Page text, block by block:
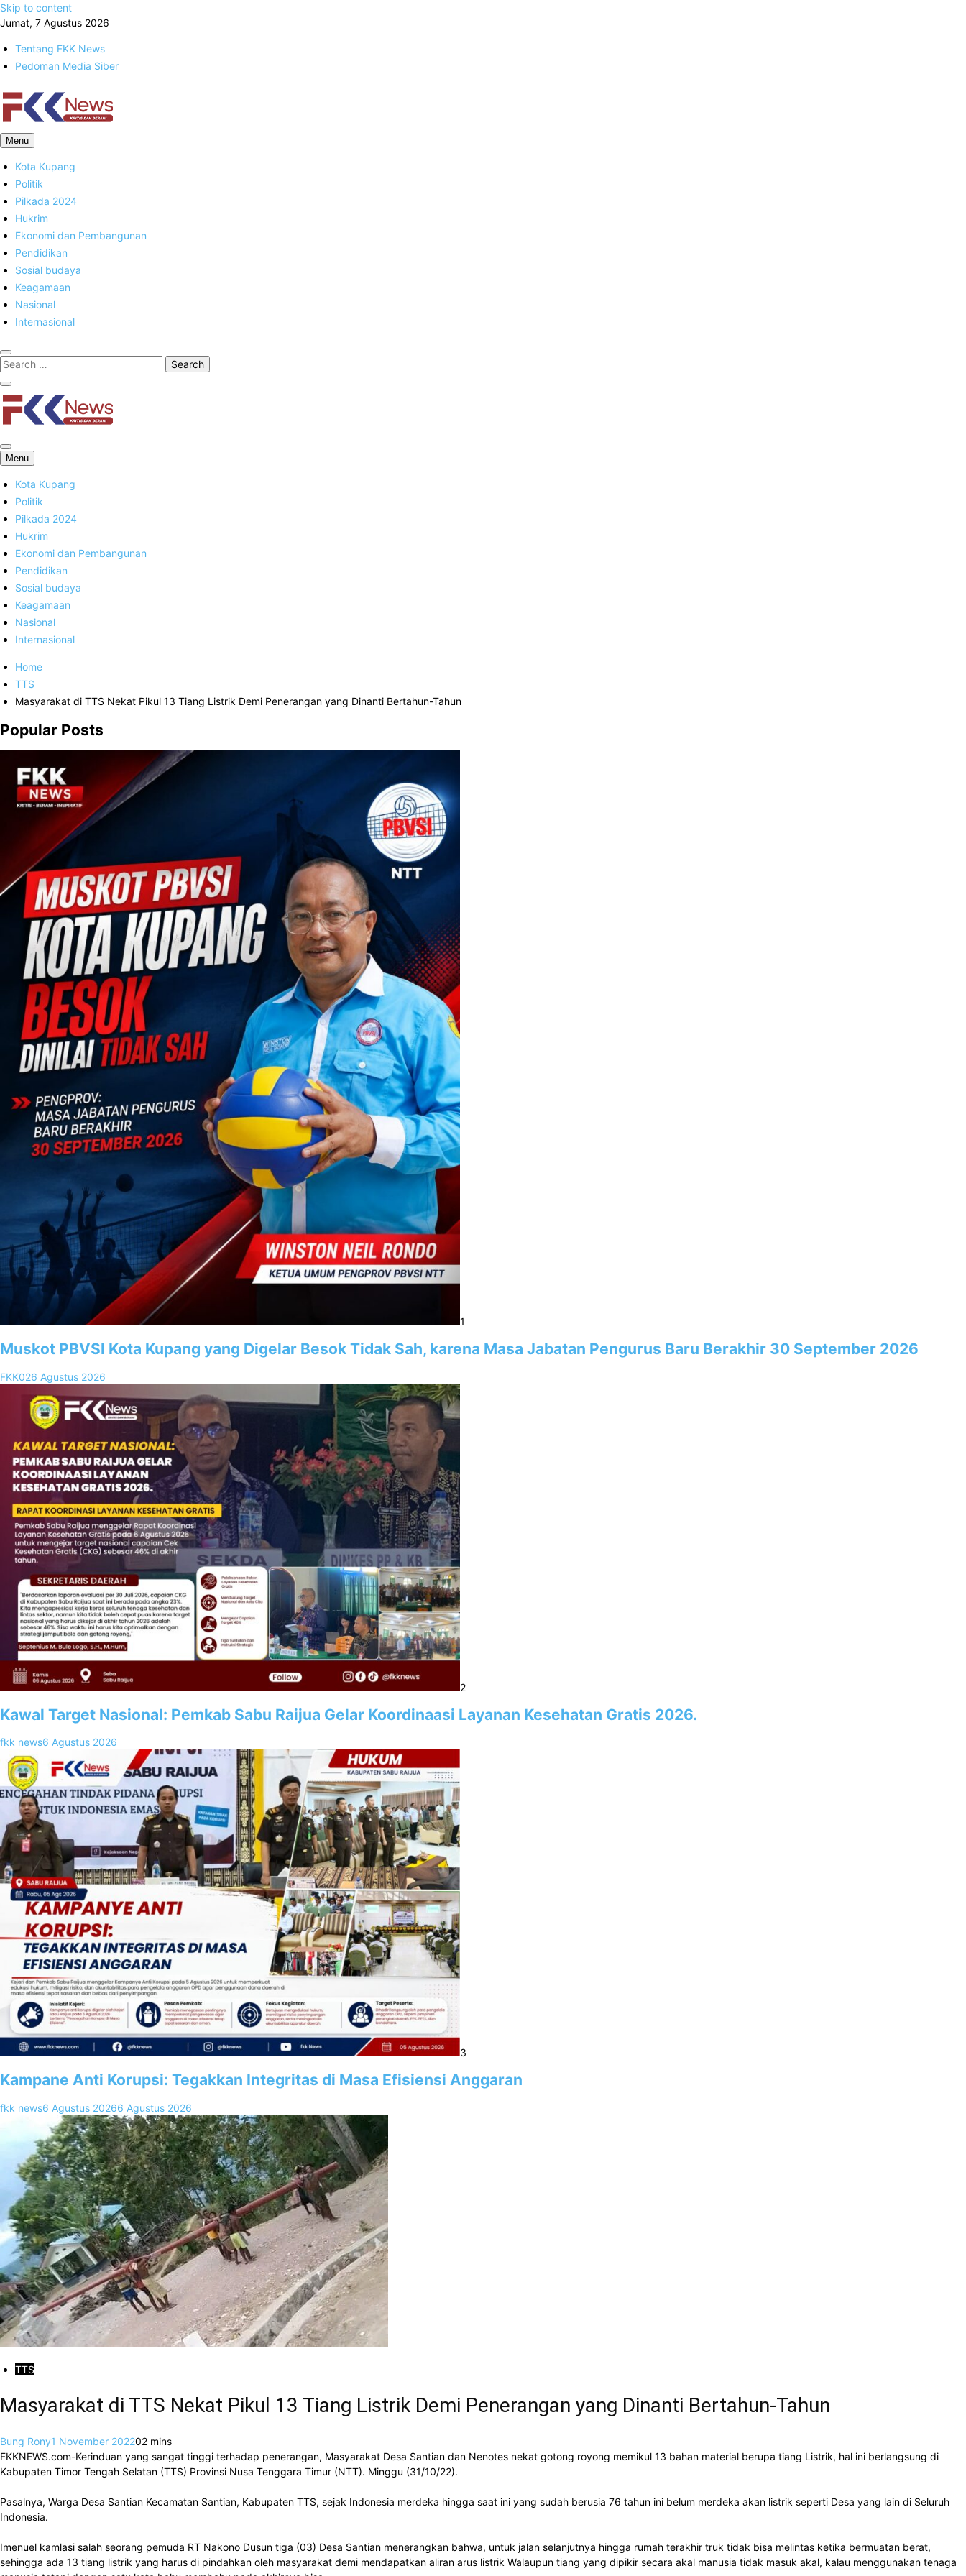
Skip to content
Jumat, 7 Agustus 2026
Tentang FKK News
Pedoman Media Siber
FKK News
Menu
Kota Kupang
Politik
Pilkada 2024
Hukrim
Ekonomi dan Pembangunan
Pendidikan
Sosial budaya
Keagamaan
Nasional
Internasional
FKK News
Menu
Kota Kupang
Politik
Pilkada 2024
Hukrim
Ekonomi dan Pembangunan
Pendidikan
Sosial budaya
Keagamaan
Nasional
Internasional
Home
TTS
Masyarakat di TTS Nekat Pikul 13 Tiang Listrik Demi Penerangan yang Dinanti Bertahun-Tahun
Popular Posts
1
Muskot PBVSI Kota Kupang yang Digelar Besok Tidak Sah, karena Masa Jabatan Pengurus Baru Berakhir 30 September 2026
FKK026 Agustus 2026
2
Kawal Target Nasional: Pemkab Sabu Raijua Gelar Koordinaasi Layanan Kesehatan Gratis 2026.
fkk news6 Agustus 2026
3
Kampane Anti Korupsi: Tegakkan Integritas di Masa Efisiensi Anggaran
fkk news6 Agustus 20266 Agustus 2026
TTS
Masyarakat di TTS Nekat Pikul 13 Tiang Listrik Demi Penerangan yang Dinanti Bertahun-Tahun
Bung Rony1 November 202202 mins
FKKNEWS.com-Kerinduan yang sangat tinggi terhadap penerangan, Masyarakat Desa Santian dan Nenotes nekat gotong royong memikul 13 bahan material berupa tiang Listrik, hal ini berlangsung di
Kabupaten Timor Tengah Selatan (TTS) Provinsi Nusa Tenggara Timur (NTT). Minggu (31/10/22).
Pasalnya, Warga Desa Santian Kecamatan Santian, Kabupaten TTS, sejak Indonesia merdeka hingga saat ini yang sudah berusia 76 tahun ini belum merdeka akan listrik seperti Desa yang lain di Seluruh
Indonesia.
Imenuel kamlasi salah seorang pemuda RT Nakono Dusun tiga (03) Desa Santian menerangkan bahwa, untuk jalan selanjutnya hingga rumah terakhir truk tidak bisa melintas ketika bermuatan berat,
sehingga ada 13 tiang listrik yang harus di pindahkan oleh masyarakat demi mendapatkan aliran arus listrik Walaupun tiang yang dipikir secara akal manusia tidak masuk akal, kalau menggunakan tenaga